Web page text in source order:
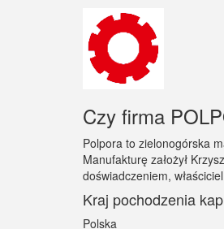
Czy firma
Polpora to zielonogórska
Manufakturę założył
doświadczeniem,
Kraj pochodzenia
Polska